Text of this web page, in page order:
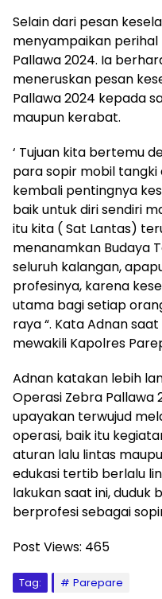
Selain dari pesan
menyampaikan
Pallawa 2024. Ia
meneruskan pesan
Pallawa 2024 kepada
maupun kerabat.
‘ Tujuan kita bertemu
para sopir mobil
kembali pentingnya
baik untuk diri sendiri
itu kita ( Sat Lantas)
menanamkan Budaya
seluruh kalangan,
profesinya, karena
utama bagi setiap
raya “. Kata Adnan
mewakili Kapolres
Adnan katakan lebih
Operasi Zebra Pallawa
upayakan terwujud
operasi, baik itu
aturan lalu lintas
edukasi tertib berlalu
lakukan saat ini, duduk
berprofesi sebagai
Post Views: 465
Tag: Parepare